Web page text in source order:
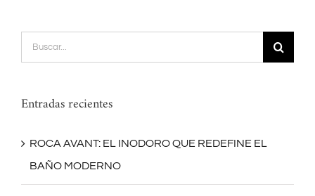
Buscar:
Entradas recientes
ROCA AVANT: EL INODORO QUE REDEFINE EL
BAÑO MODERNO